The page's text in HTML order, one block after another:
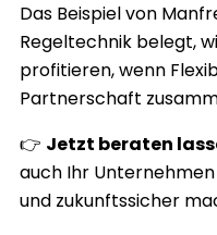
Das Beispiel von
Regeltechnik belegt,
profitieren, wenn
Partnerschaft
👉 Jetzt beraten
auch Ihr
und zukunftssicher